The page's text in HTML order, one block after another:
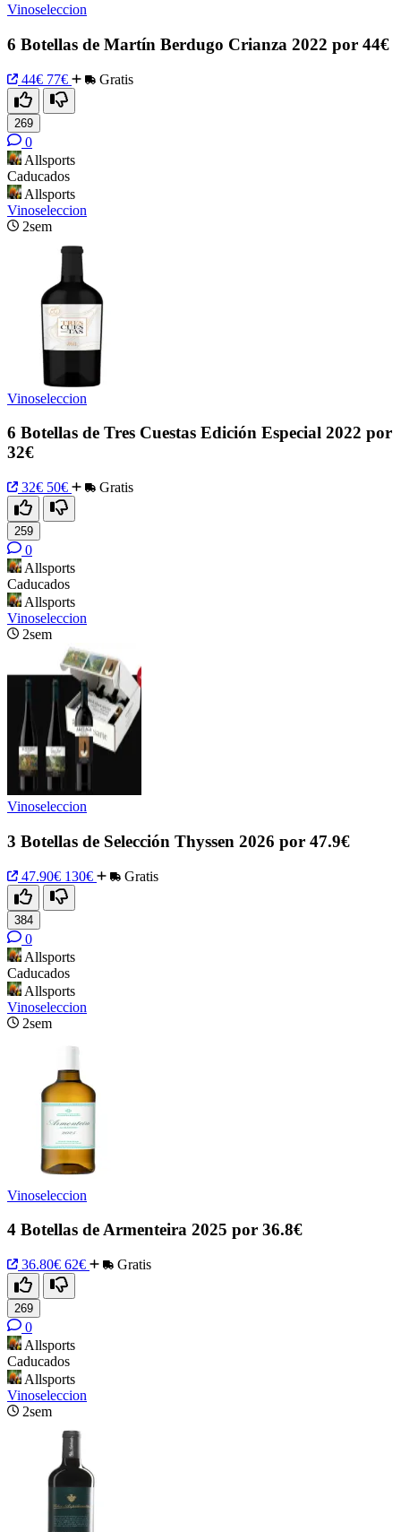
Vinoseleccion
6 Botellas de Martín Berdugo Crianza 2022 por 44€
44€ 77€ Gratis
269
0
Allsports
Caducados
Allsports
Vinoseleccion
2sem
Vinoseleccion
6 Botellas de Tres Cuestas Edición Especial 2022 por
32€
32€ 50€ Gratis
259
0
Allsports
Caducados
Allsports
Vinoseleccion
2sem
Vinoseleccion
3 Botellas de Selección Thyssen 2026 por 47.9€
47.90€ 130€ Gratis
384
0
Allsports
Caducados
Allsports
Vinoseleccion
2sem
Vinoseleccion
4 Botellas de Armenteira 2025 por 36.8€
36.80€ 62€ Gratis
269
0
Allsports
Caducados
Allsports
Vinoseleccion
2sem